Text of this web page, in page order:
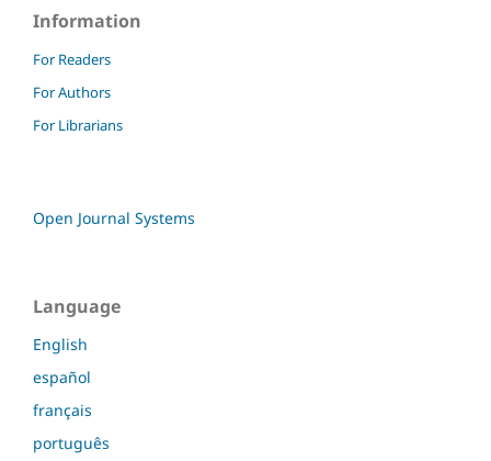
Information
For Readers
For Authors
For Librarians
Open Journal Systems
Language
English
español
français
português